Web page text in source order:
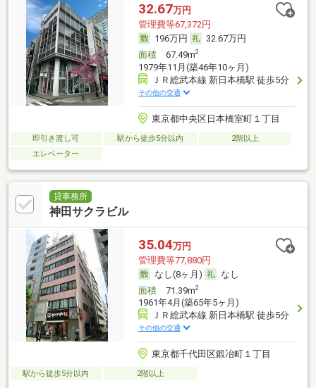
32.67万円
管理費等67,372円
196万円
32.67万円
面積67.49m2
1979年11月(築46年10ヶ月)
ＪＲ総武本線 新日本橋駅 徒歩5分
その他の交通
東京都中央区日本橋室町１丁目
即引き渡し可 駅から徒歩5分以内
2階以上
エレベーター
貸事務所
神田サクラビル
35.04万円
管理費等77,880円
なし(8ヶ月)
なし
面積71.39m2
1961年4月(築65年5ヶ月)
ＪＲ総武本線 新日本橋駅 徒歩5分
その他の交通
東京都千代田区鍛冶町１丁目
駅から徒歩5分以内 2階以上